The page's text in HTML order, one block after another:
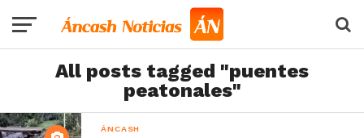
All posts tagged "puentes
peatonales"
ÁNCASH